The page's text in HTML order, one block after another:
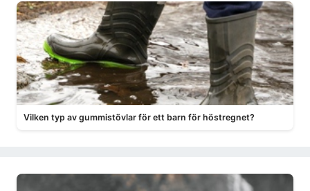
Vilken typ av gummistövlar för ett barn för höstregnet?